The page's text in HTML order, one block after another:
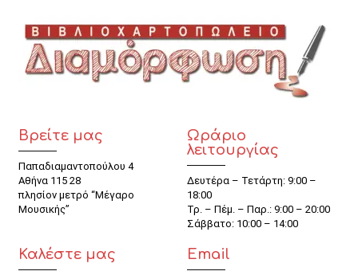
Βρείτε μας
Παπαδιαμαντοπούλου 4
Αθήνα 115 28
πλησίον μετρό “Μέγαρο
Μουσικής”
Ωράριο
λειτουργίας
Δευτέρα – Τετάρτη: 9:00 –
18:00
Τρ. – Πέμ. – Παρ.: 9:00 – 20:00
Σάββατο: 10:00 – 14:00
Καλέστε μας Email